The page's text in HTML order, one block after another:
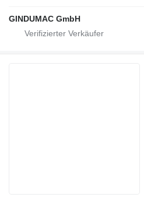
GINDUMAC GmbH